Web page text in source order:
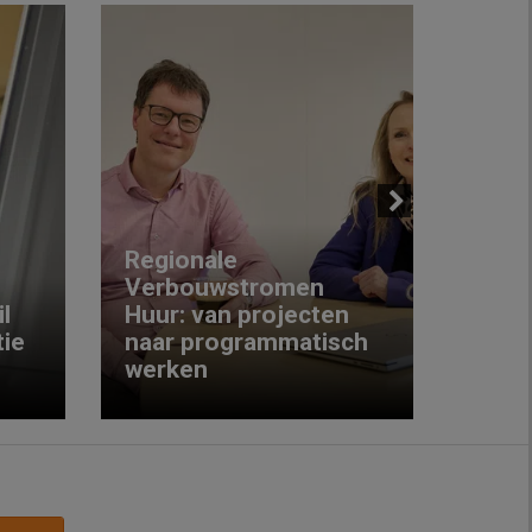
Regionale
Verbouwstromen
Huur: van projecten
naar programmatisch
werken
Next